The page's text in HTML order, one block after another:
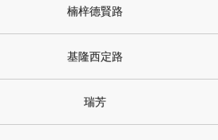
楠梓德賢路
基隆西定路
瑞芳